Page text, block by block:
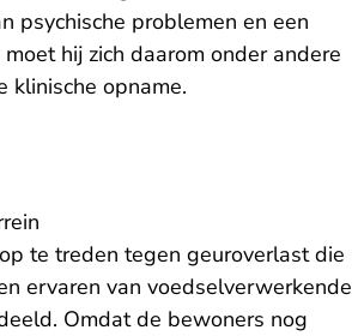
psychische problemen en een
hij zich daarom onder andere
klinische opname.
te treden tegen geuroverlast die
ervaren van voedselverwerkende
Omdat de bewoners nog